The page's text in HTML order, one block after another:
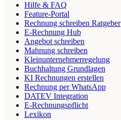
Hilfe & FAQ
Feature-Portal
Rechnung schreiben Ratgeber
E-Rechnung Hub
Angebot schreiben
Mahnung schreiben
Kleinunternehmerregelung
Buchhaltung Grundlagen
KI Rechnungen erstellen
Rechnung per WhatsApp
DATEV Integration
E-Rechnungspflicht
Lexikon